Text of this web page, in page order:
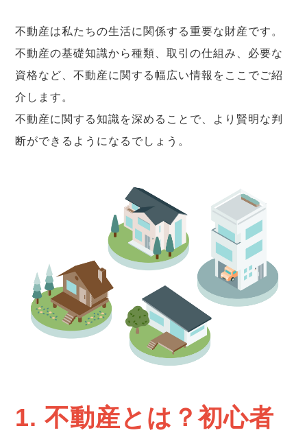
不動産は私たちの生活に関係する重要な財産です。
不動産の基礎知識から種類、取引の仕組み、必要な
資格など、不動産に関する幅広い情報をここでご紹
介します。
不動産に関する知識を深めることで、より賢明な判
断ができるようになるでしょう。
1. 不動産とは？初心者